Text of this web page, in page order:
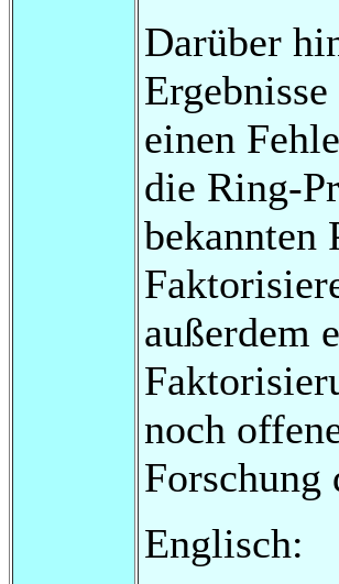
Darüber
einen
die Ring-
bekannten
außerdem
noch
Forschung
Englisch: